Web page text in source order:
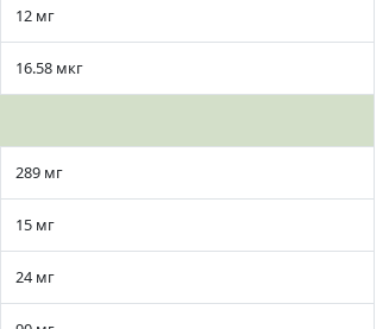
12 мг
16.58 мкг
289 мг
15 мг
24 мг